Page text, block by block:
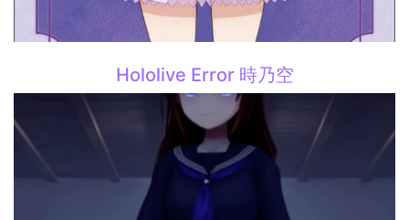
Hololive Error 時乃空